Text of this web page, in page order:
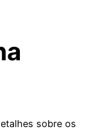
sobre os